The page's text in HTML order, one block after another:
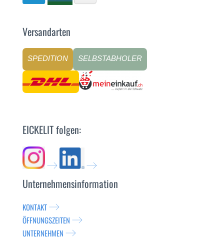
Versandarten
SPEDITION SELBSTABHOLER
EICKELIT folgen:
Unternehmensinformation
KONTAKT
ÖFFNUNGSZEITEN
UNTERNEHMEN